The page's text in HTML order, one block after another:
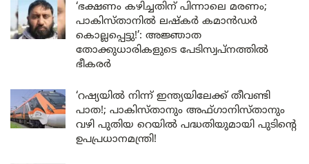
‘ഭക്ഷണം കഴിച്ചതിന് പിന്നാലെ മരണം;
പാകിസ്താനിൽ ലഷ്കർ കമാൻഡർ
കൊല്ലപ്പെട്ടു!’: അജ്ഞാത
തോക്കുധാരികളുടെ പേടിസ്വപ്നത്തിൽ
ഭീകരർ
‘റഷ്യയിൽ നിന്ന് ഇന്ത്യയിലേക്ക് തീവണ്ടി
പാത!; പാകിസ്താനും അഫ്ഗാനിസ്താനും
വഴി പുതിയ റെയിൽ പദ്ധതിയുമായി പുടിന്റെ
ഉപപ്രധാനമന്ത്രി!